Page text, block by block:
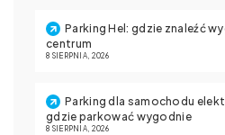
Parking Hel: gdzie znaleźć
centrum
8 SIERPNIA, 2026
Parking dla samochodu
gdzie parkować wygodnie
8 SIERPNIA, 2026